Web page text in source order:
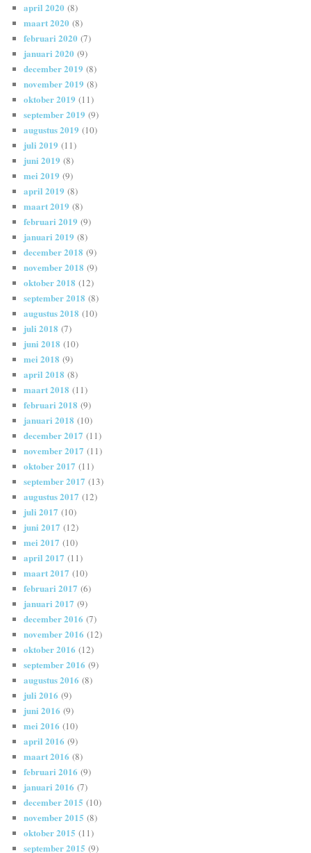
april 2020 (8)
maart 2020 (8)
februari 2020 (7)
januari 2020 (9)
december 2019 (8)
november 2019 (8)
oktober 2019 (11)
september 2019 (9)
augustus 2019 (10)
juli 2019 (11)
juni 2019 (8)
mei 2019 (9)
april 2019 (8)
maart 2019 (8)
februari 2019 (9)
januari 2019 (8)
december 2018 (9)
november 2018 (9)
oktober 2018 (12)
september 2018 (8)
augustus 2018 (10)
juli 2018 (7)
juni 2018 (10)
mei 2018 (9)
april 2018 (8)
maart 2018 (11)
februari 2018 (9)
januari 2018 (10)
december 2017 (11)
november 2017 (11)
oktober 2017 (11)
september 2017 (13)
augustus 2017 (12)
juli 2017 (10)
juni 2017 (12)
mei 2017 (10)
april 2017 (11)
maart 2017 (10)
februari 2017 (6)
januari 2017 (9)
december 2016 (7)
november 2016 (12)
oktober 2016 (12)
september 2016 (9)
augustus 2016 (8)
juli 2016 (9)
juni 2016 (9)
mei 2016 (10)
april 2016 (9)
maart 2016 (8)
februari 2016 (9)
januari 2016 (7)
december 2015 (10)
november 2015 (8)
oktober 2015 (11)
september 2015 (9)